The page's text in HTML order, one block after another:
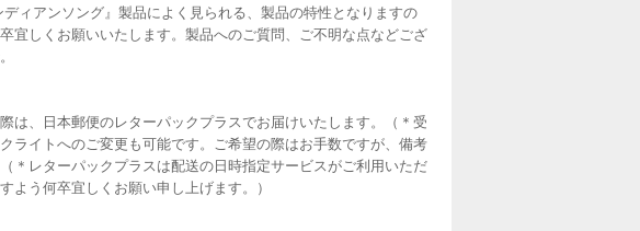
ィアンソング』製品によく見られる、製品の特性となりますの
宜しくお願いいたします。製品へのご質問、ご不明な点などござ
は、日本郵便のレターパックプラスでお届けいたします。（＊受
ライトへのご変更も可能です。ご希望の際はお手数ですが、備考
＊レターパックプラスは配送の日時指定サービスがご利用いただ
よう何卒宜しくお願い申し上げます。）